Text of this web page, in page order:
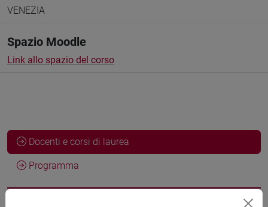
VENEZIA
Spazio Moodle
Link allo spazio del corso
Docenti e corsi di laurea
Programma